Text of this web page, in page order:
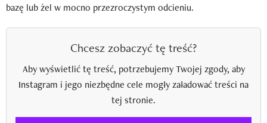
bazę lub żel w mocno przezroczystym odcieniu.
Chcesz zobaczyć tę treść?
Aby wyświetlić tę treść, potrzebujemy Twojej zgody, aby
Instagram i jego niezbędne cele mogły załadować treści na
tej stronie.